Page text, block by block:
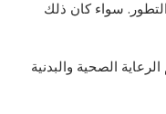
سواء كان ذلك
الصحية والبدنية